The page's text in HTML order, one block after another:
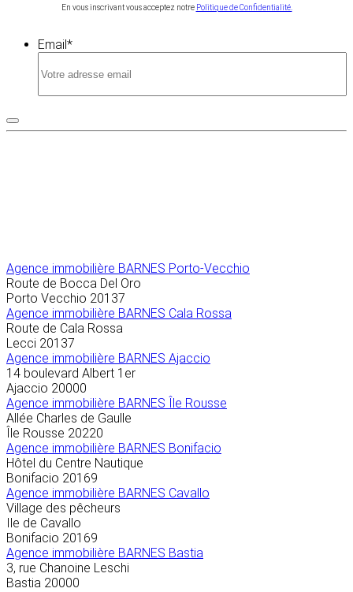
En vous inscrivant vous acceptez notre Politique de Confidentialité.
Email*
Agence immobilière BARNES Porto-Vecchio
Route de Bocca Del Oro
Porto Vecchio 20137
Agence immobilière BARNES Cala Rossa
Route de Cala Rossa
Lecci 20137
Agence immobilière BARNES Ajaccio
14 boulevard Albert 1er
Ajaccio 20000
Agence immobilière BARNES Île Rousse
Allée Charles de Gaulle
Île Rousse 20220
Agence immobilière BARNES Bonifacio
Hôtel du Centre Nautique
Bonifacio 20169
Agence immobilière BARNES Cavallo
Village des pêcheurs
Ile de Cavallo
Bonifacio 20169
Agence immobilière BARNES Bastia
3, rue Chanoine Leschi
Bastia 20000